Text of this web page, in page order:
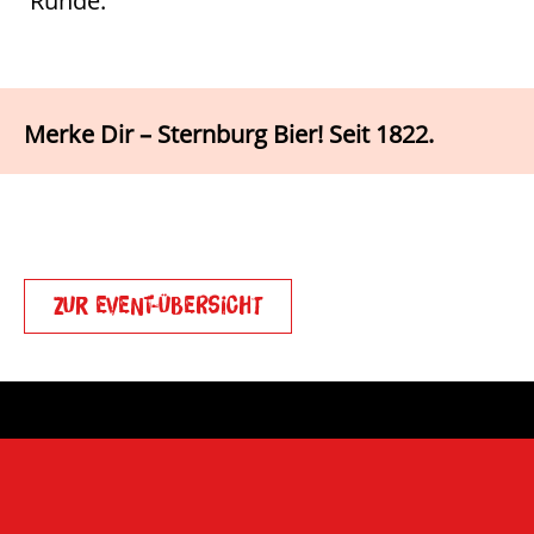
Merke Dir – Sternburg Bier! Seit 1822.
Zur Event-Übersicht